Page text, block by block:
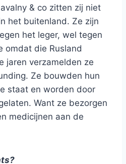
& co zitten zij niet
het buitenland. Ze zijn
het leger, wel tegen
omdat die Rusland
jaren verzamelden ze
Ze bouwden hun
staat en worden door
Want ze bezorgen
medicijnen aan de